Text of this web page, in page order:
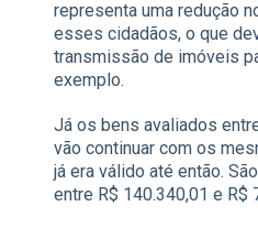
representa uma redução
esses cidadãos, o que
transmissão de imóveis
exemplo.
Já os bens avaliados
vão continuar com os
já era válido até então.
entre R$ 140.340,01 e R$